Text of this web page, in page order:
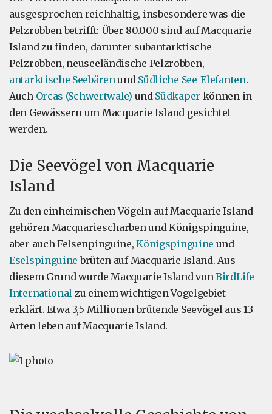
ausgesprochen reichhaltig, insbesondere was die
Pelzrobben betrifft: Über 80.000 sind auf Macquarie
Island zu finden, darunter subantarktische
Pelzrobben, neuseeländische Pelzrobben,
antarktische Seebärenund Südliche See-Elefanten.
Auch Orcas (Schwertwale) und Südkaper können in
den Gewässern um Macquarie Island gesichtet
werden.
Die Seevögel von Macquarie
Island
Zu den einheimischen Vögeln auf Macquarie Island
gehören Macquariescharben und Königspinguine,
aber auch Felsenpinguine,Königspinguine und
Eselspinguine brüten auf Macquarie Island. Aus
diesem Grund wurde Macquarie Island vonBirdLife
International zu einem wichtigen Vogelgebiet
erklärt. Etwa 3,5 Millionen brütende Seevögel aus 13
Arten leben auf Macquarie Island.